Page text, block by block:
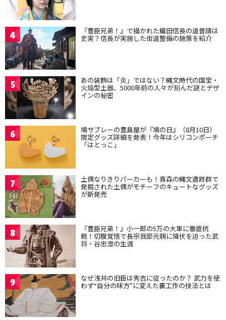
4 『豊臣兄弟！』で描かれた織田信長の道普請は
史実？信長が実施した街道整備の施策を紹介
5 あの装飾は「炎」ではない？縄文時代の国宝・
火焔型土器、5000年前の人々が刻んだ謎とデザ
インの秘密
6 鳩サブレーの豊島屋が『鳩の日』（8月10日）
限定グッズ詳細を発表！今年はシリコンポーチ
「はとっこ」
7 土偶なりきりパーカーも！青森の縄文遺跡群で
発掘された土偶がモチーフのキュートなグッズ
が新発売
8 『豊臣兄弟！』小一郎の5万の大軍に徹底抗
戦！切腹覚悟で長宗我部元親に降伏を迫った武
将・谷忠澄の生涯
9 なぜ浅井の旧臣は秀吉に従ったのか？ 武力を使
わず“自分の味方”に変えた裏工作の技法とは